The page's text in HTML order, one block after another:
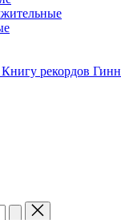
рекордов